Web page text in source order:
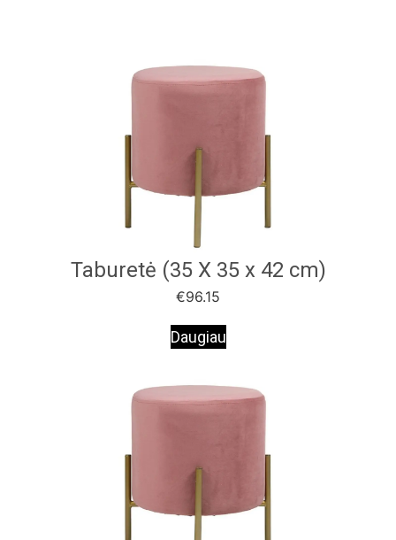
Taburetė (35 X 35 x 42 cm)
€96.15
Daugiau